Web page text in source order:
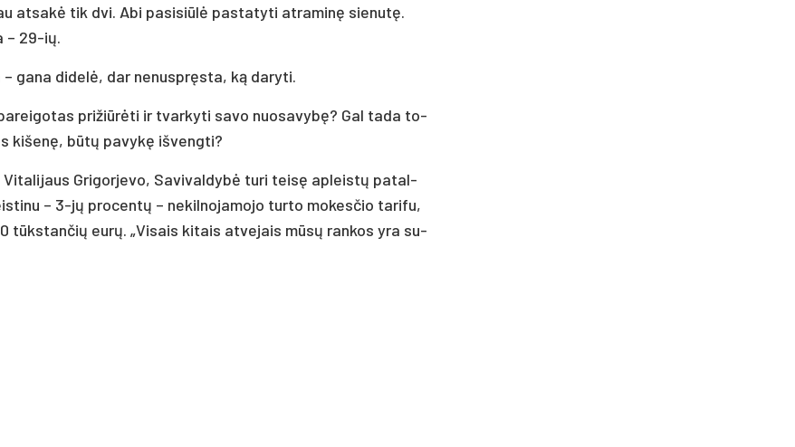
at­sa­kė tik dvi. Abi pa­si­siū­lė pa­sta­ty­ti at­ra­mi­nę sie­nu­tę.
– 29-ių.
ga­na di­de­lė, dar ne­nusp­ręs­ta, ką da­ry­ti.
pri­žiū­rė­ti ir tvar­ky­ti sa­vo nuo­sa­vy­bę? Gal ta­da to­
ki­še­nę, bū­tų pa­vy­kę iš­veng­ti?
Gri­gor­je­vo, Sa­vi­val­dy­bė tu­ri tei­sę ap­leis­tų pa­tal­
– 3-jų pro­cen­tų – ne­kil­no­ja­mo­jo tur­to mo­kes­čio ta­ri­fu,
eu­rų. „Vi­sais ki­tais at­ve­jais mū­sų ran­kos yra su­